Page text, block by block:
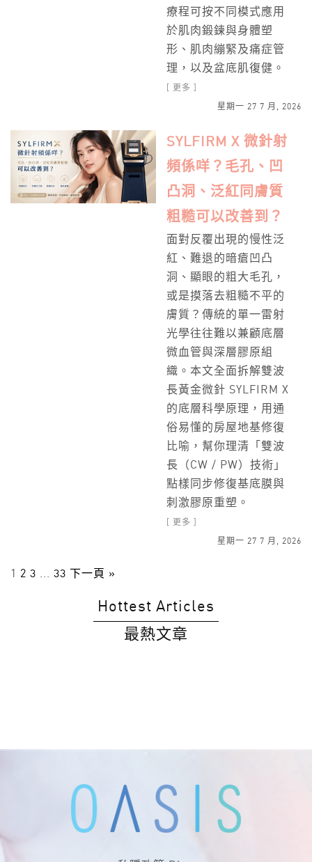
療程可按不同模式應用
於肌肉鍛鍊與身體塑
形、肌肉繃緊及痛症管
理，以及盆底肌復健。
[ 更多 ]
星期一 27 7 月, 2026
SYLFIRM X 微針射
頻係咩？毛孔、凹
凸洞、泛紅同膚質
粗糙可以改善到？
面對反覆出現的慢性泛
紅、難退的暗瘡凹凸
洞、顯眼的粗大毛孔，
或是摸落去粗糙不平的
膚質？傳統的單一雷射
光學往往難以兼顧底層
微血管與深層膠原組
織。本文全面拆解雙波
長黃金微針 SYLFIRM X
的底層科學原理，用通
俗易懂的房屋地基修復
比喻，幫你理清「雙波
長（CW / PW）技術」
點樣同步修復基底膜與
刺激膠原重塑。
[ 更多 ]
星期一 27 7 月, 2026
1 2 3 ... 33 下一頁 »
Hottest Articles
最熱文章